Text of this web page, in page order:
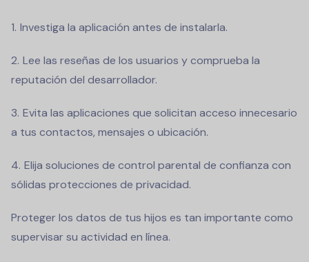
Investiga la aplicación antes de instalarla.
Lee las reseñas de los usuarios y comprueba la
reputación del desarrollador.
Evita las aplicaciones que solicitan acceso innecesario
a tus contactos, mensajes o ubicación.
Elija soluciones de control parental de confianza con
sólidas protecciones de privacidad.
Proteger los datos de tus hijos es tan importante como
supervisar su actividad en línea.